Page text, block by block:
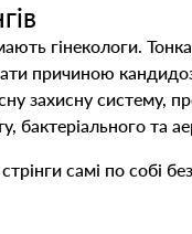
гінекологи.
причиною
захисну систему,
бактеріального та
самі по собі